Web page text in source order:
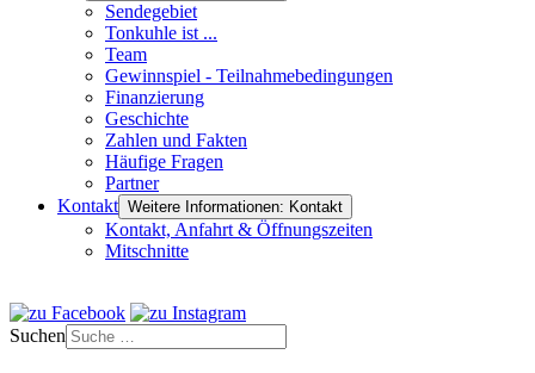
Sendegebiet
Tonkuhle ist ...
Team
Gewinnspiel - Teilnahmebedingungen
Finanzierung
Geschichte
Zahlen und Fakten
Häufige Fragen
Partner
Kontakt Weitere Informationen: Kontakt
Kontakt, Anfahrt & Öffnungszeiten
Mitschnitte
Suchen